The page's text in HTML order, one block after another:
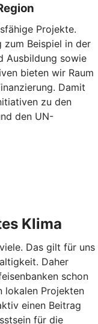
Projekte.
zum Beispiel in der
Ausbildung sowie
bieten wir Raum
Damit
zu den
den UN-
Klima
Das gilt für uns
Daher
schon
lokalen Projekten
einen Beitrag
für die